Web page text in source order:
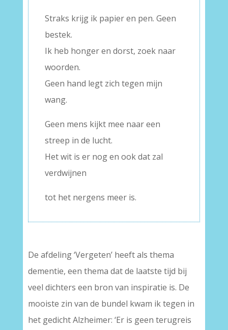
Straks krijg ik papier en pen. Geen
bestek.
Ik heb honger en dorst, zoek naar
woorden.
Geen hand legt zich tegen mijn
wang.
Geen mens kijkt mee naar een
streep in de lucht.
Het wit is er nog en ook dat zal
verdwijnen
tot het nergens meer is.
De afdeling ‘Vergeten’ heeft als thema
dementie, een thema dat de laatste tijd bij
veel dichters een bron van inspiratie is. De
mooiste zin van de bundel kwam ik tegen in
het gedicht Alzheimer: ‘Er is geen terugreis